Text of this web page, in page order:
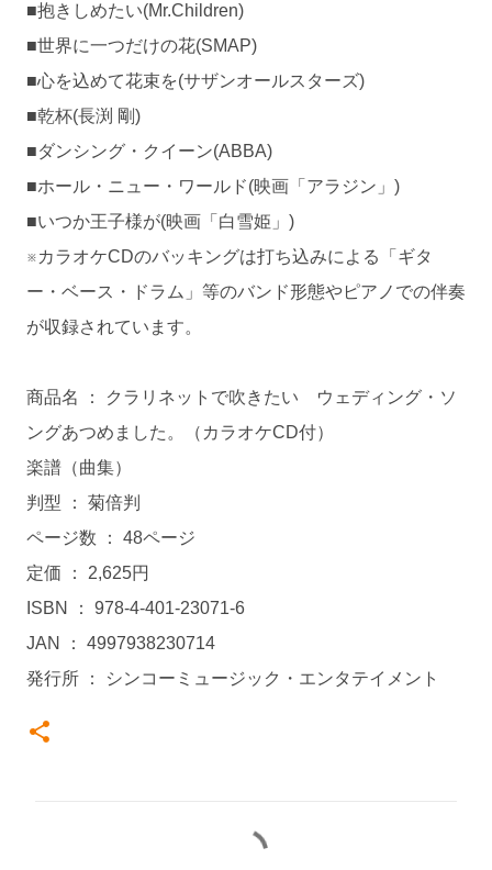
■抱きしめたい(Mr.Children)
■世界に一つだけの花(SMAP)
■心を込めて花束を(サザンオールスターズ)
■乾杯(長渕 剛)
■ダンシング・クイーン(ABBA)
■ホール・ニュー・ワールド(映画「アラジン」)
■いつか王子様が(映画「白雪姫」)
※カラオケCDのバッキングは打ち込みによる「ギタ
ー・ベース・ドラム」等のバンド形態やピアノでの伴奏
が収録されています。
商品名 ： クラリネットで吹きたい ウェディング・ソ
ングあつめました。（カラオケCD付）
楽譜（曲集）
判型 ： 菊倍判
ページ数 ： 48ページ
定価 ： 2,625円
ISBN ： 978-4-401-23071-6
JAN ： 4997938230714
発行所 ： シンコーミュージック・エンタテイメント